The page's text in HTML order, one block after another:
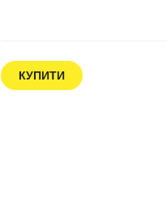
КУПИТИ